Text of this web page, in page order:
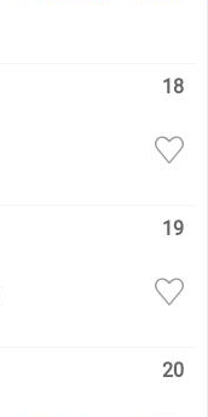
18
19
20